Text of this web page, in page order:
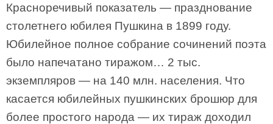
Красноречивый показатель — празднование
столетнего юбилея Пушкина в 1899 году.
Юбилейное полное собрание сочинений поэта
было напечатано тиражом… 2 тыс.
экземпляров — на 140 млн. населения. Что
касается юбилейных пушкинских брошюр для
более простого народа — их тираж доходил